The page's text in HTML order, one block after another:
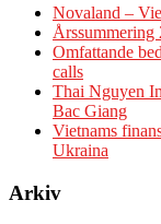
Novaland –
Årssummering
Omfattande
calls
Thai Nguyen
Bac Giang
Vietnams
Ukraina
Arkiv